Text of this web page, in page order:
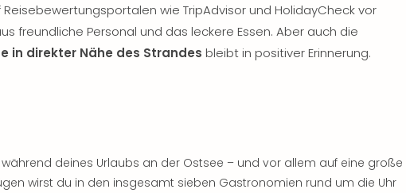
wie TripAdvisor und HolidayCheck vor
freundliche Personal und das leckere Essen. Aber auch die
in direkter Nähe des Strandes bleibt in positiver Erinnerung.
während deines Urlaubs an der Ostsee – und vor allem auf eine große
wirst du in den insgesamt sieben Gastronomien rund um die Uhr